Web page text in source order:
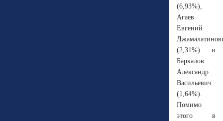
(6,93%),
Агаев
Евгений
(2,31%) и
Баркалов
Александр
Васильевич
(1,64%).
Помимо
этого в